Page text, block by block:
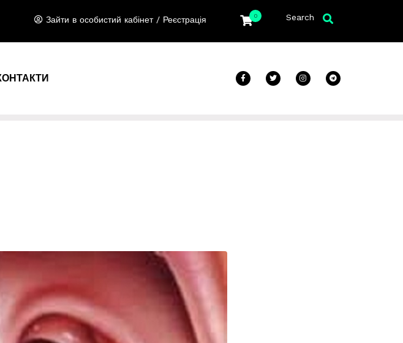
Зайти в особистий кабінет / Реєстрація 0 Search